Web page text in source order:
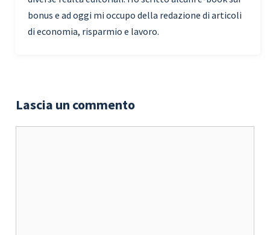
bonus e ad oggi mi occupo della redazione di articoli
di economia, risparmio e lavoro.
Lascia un commento